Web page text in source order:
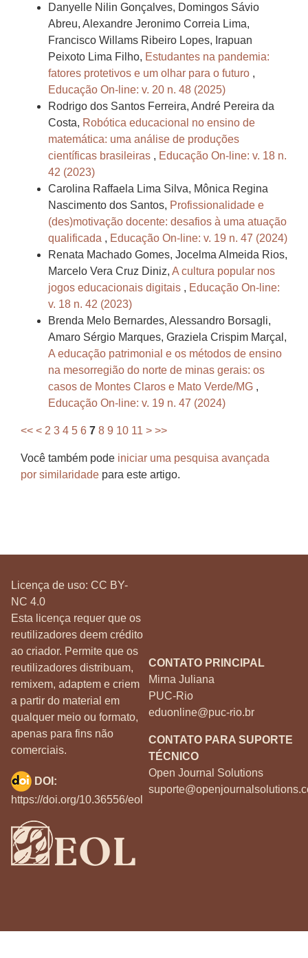
Danyelle Nilin Gonçalves, Domingos Sávio
Abreu, Alexandre Jeronimo Correia Lima,
Francisco Willams Ribeiro Lopes, Irapuan
Peixoto Lima Filho, Estudantes na pandemia:
fatores protetivos e um olhar para o futuro ,
Educação On-line: v. 20 n. 48 (2025)
Rodrigo dos Santos Ferreira, André Pereira da
Costa, Robótica educacional no ensino de
matemática: uma análise de produções
científicas brasileiras , Educação On-line: v. 18 n.
42 (2023)
Carolina Raffaela Lima Silva, Mônica Regina
Nascimento dos Santos, Profissionalidade e
(des)motivação docente: desafios à uma atuação
qualificada , Educação On-line: v. 19 n. 47 (2024)
Renata Machado Gomes, Jocelma Almeida Rios,
Marcelo Vera Cruz Diniz, A cultura popular nos
jogos educacionais digitais , Educação On-line:
v. 18 n. 42 (2023)
Brenda Melo Bernardes, Alessandro Borsagli,
Amaro Sérgio Marques, Graziela Crispim Marçal,
A educação patrimonial e os métodos de ensino
na mesorregião do norte de minas gerais: os
casos de Montes Claros e Mato Verde/MG ,
Educação On-line: v. 19 n. 47 (2024)
<< < 2 3 4 5 6 7 8 9 10 11 > >>
Você também pode iniciar uma pesquisa avançada
por similaridade para este artigo.
Licença de uso: CC BY-
NC 4.0
Esta licença requer que os
reutilizadores deem crédito
ao criador. Permite que os
reutilizadores distribuam,
remixem, adaptem e criem
a partir do material em
qualquer meio ou formato,
apenas para fins não
comerciais.
CONTATO PRINCIPAL
Mirna Juliana
PUC-Rio
eduonline@puc-rio.br
CONTATO PARA SUPORTE
TÉCNICO
Open Journal Solutions
DOI:
https://doi.org/10.36556/eol